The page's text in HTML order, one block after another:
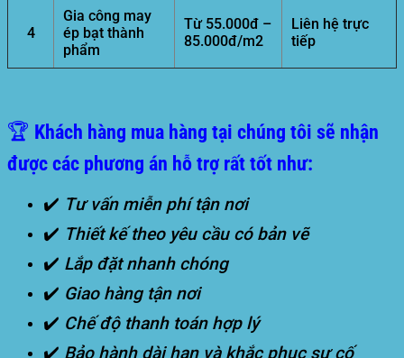
4
Gia công may
ép bạt thành
phẩm
Từ 55.000đ –
85.000đ/m2
Liên hệ trực
tiếp
🏆 Khách hàng mua hàng tại chúng tôi sẽ nhận
được các phương án hỗ trợ rất tốt như:
✔️ Tư vấn miễn phí tận nơi
✔️ Thiết kế theo yêu cầu có bản vẽ
✔️ Lắp đặt nhanh chóng
✔️ Giao hàng tận nơi
✔️ Chế độ thanh toán hợp lý
✔️ Bảo hành dài hạn và khắc phục sự cố